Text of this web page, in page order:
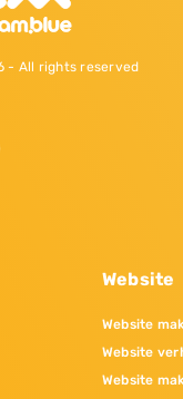
- All rights reserved
Website
Website
Website
Website